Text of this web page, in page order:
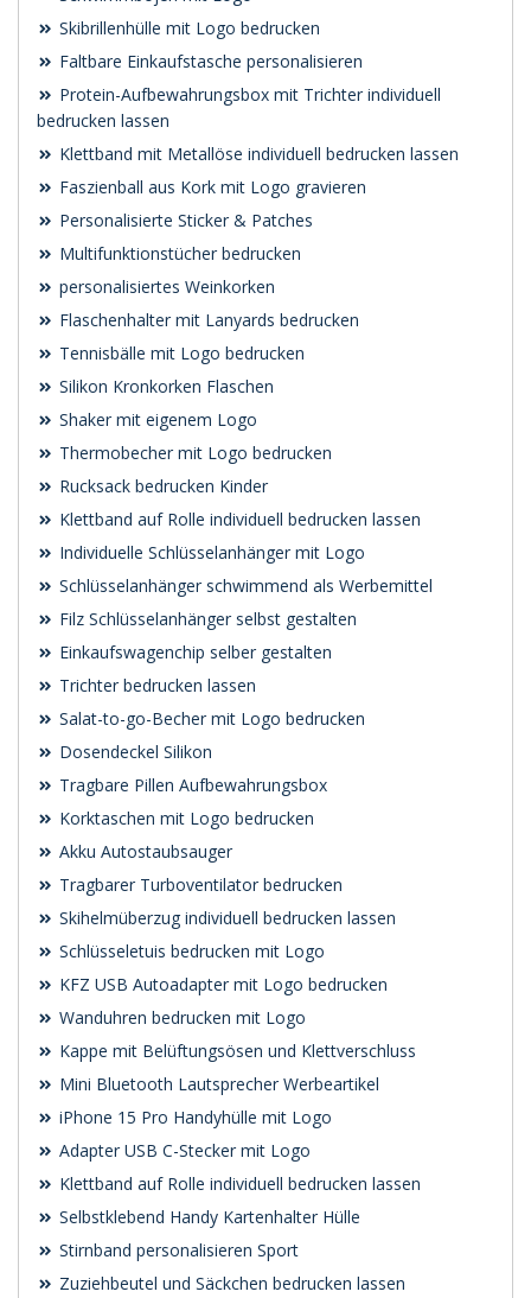
Skibrillenhülle mit Logo bedrucken
Faltbare Einkaufstasche personalisieren
Protein-Aufbewahrungsbox mit Trichter individuell
bedrucken lassen
Klettband mit Metallöse individuell bedrucken lassen
Faszienball aus Kork mit Logo gravieren
Personalisierte Sticker & Patches
Multifunktionstücher bedrucken
personalisiertes Weinkorken
Flaschenhalter mit Lanyards bedrucken
Tennisbälle mit Logo bedrucken
Silikon Kronkorken Flaschen
Shaker mit eigenem Logo
Thermobecher mit Logo bedrucken
Rucksack bedrucken Kinder
Klettband auf Rolle individuell bedrucken lassen
Individuelle Schlüsselanhänger mit Logo
Schlüsselanhänger schwimmend als Werbemittel
Filz Schlüsselanhänger selbst gestalten
Einkaufswagenchip selber gestalten
Trichter bedrucken lassen
Salat-to-go-Becher mit Logo bedrucken
Dosendeckel Silikon
Tragbare Pillen Aufbewahrungsbox
Korktaschen mit Logo bedrucken
Akku Autostaubsauger
Tragbarer Turboventilator bedrucken
Skihelmüberzug individuell bedrucken lassen
Schlüsseletuis bedrucken mit Logo
KFZ USB Autoadapter mit Logo bedrucken
Wanduhren bedrucken mit Logo
Kappe mit Belüftungsösen und Klettverschluss
Mini Bluetooth Lautsprecher Werbeartikel
iPhone 15 Pro Handyhülle mit Logo
Adapter USB C-Stecker mit Logo
Klettband auf Rolle individuell bedrucken lassen
Selbstklebend Handy Kartenhalter Hülle
Stirnband personalisieren Sport
Zuziehbeutel und Säckchen bedrucken lassen